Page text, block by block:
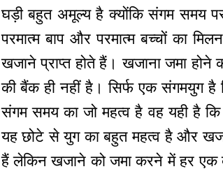
घड़ी बहुत अमूल्य है क्योंकि संगम समय
परमात्म बाप और परमात्म बच्चों का
खजाने प्राप्त होते हैं। खजाना जमा
की बैंक ही नहीं है। सिर्फ एक संगमयुग
संगम समय का जो महत्व है वह यही है
यह छोटे से युग का बहुत महत्व है और खजाने
हैं लेकिन खजाने को जमा करने में हर एक